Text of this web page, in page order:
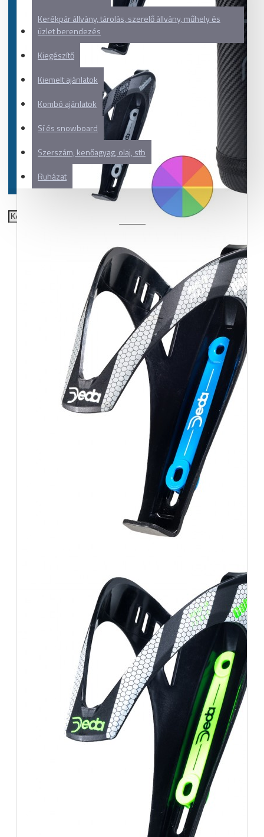
Kerékpár állvány, tárolás, szerelő állvány, műhely és
üzlet berendezés
Kiegészítő
Kiemelt ajánlatok
Kombó ajánlatok
Sí és snowboard
Szerszám, kenőagyag, olaj, stb
Ruházat